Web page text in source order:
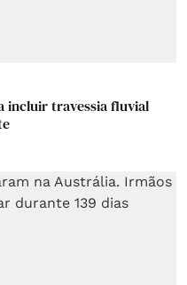
incluir travessia fluvial